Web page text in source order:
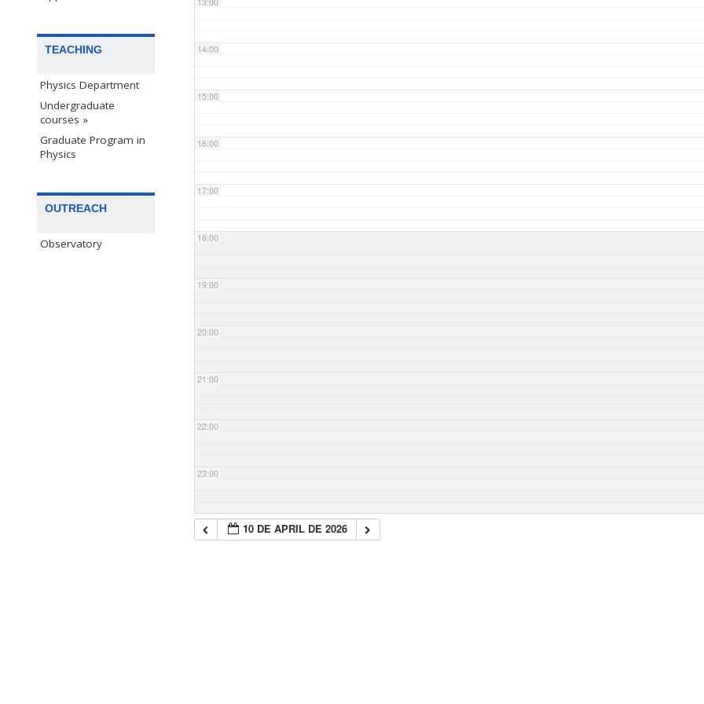
TEACHING
Physics Department
Undergraduate
courses »
Graduate Program in
Physics
OUTREACH
Observatory
14:00
15:00
16:00
17:00
18:00
19:00
20:00
21:00
22:00
23:00
10 DE APRIL DE 2026